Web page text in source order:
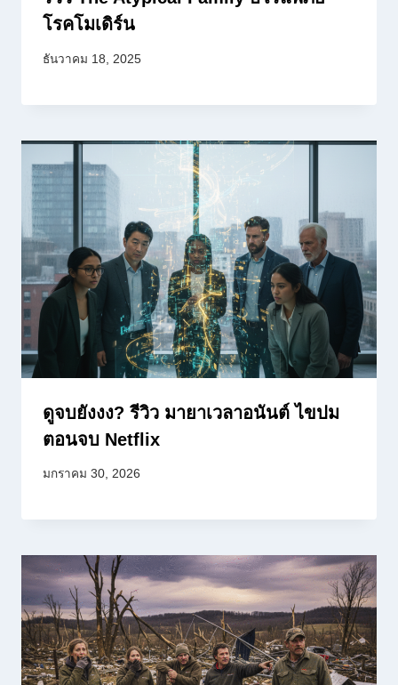
โรคโมเดิร์น
ธันวาคม 18, 2025
ดูจบยังงง? รีวิว มายาเวลาอนันต์ ไขปม
ตอนจบ Netflix
มกราคม 30, 2026